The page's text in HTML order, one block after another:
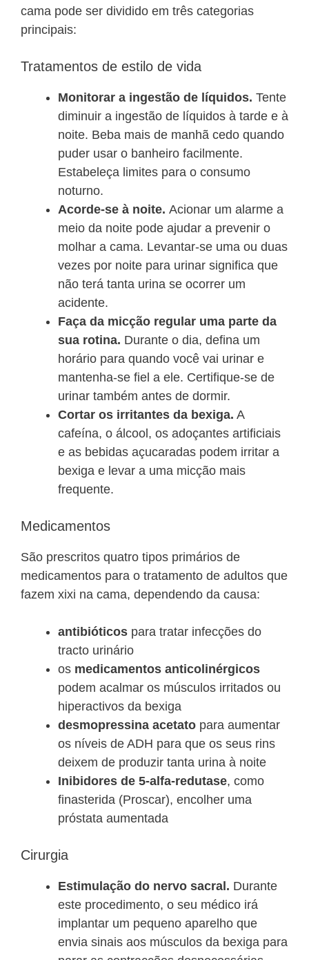
cama pode ser dividido em três categorias
principais:
Tratamentos de estilo de vida
Monitorar a ingestão de líquidos. Tente
diminuir a ingestão de líquidos à tarde e à
noite. Beba mais de manhã cedo quando
puder usar o banheiro facilmente.
Estabeleça limites para o consumo
noturno.
Acorde-se à noite. Acionar um alarme a
meio da noite pode ajudar a prevenir o
molhar a cama. Levantar-se uma ou duas
vezes por noite para urinar significa que
não terá tanta urina se ocorrer um
acidente.
Faça da micção regular uma parte da
sua rotina. Durante o dia, defina um
horário para quando você vai urinar e
mantenha-se fiel a ele. Certifique-se de
urinar também antes de dormir.
Cortar os irritantes da bexiga. A
cafeína, o álcool, os adoçantes artificiais
e as bebidas açucaradas podem irritar a
bexiga e levar a uma micção mais
frequente.
Medicamentos
São prescritos quatro tipos primários de
medicamentos para o tratamento de adultos que
fazem xixi na cama, dependendo da causa:
antibióticos para tratar infecções do
tracto urinário
os medicamentos anticolinérgicos
podem acalmar os músculos irritados ou
hiperactivos da bexiga
desmopressina acetato para aumentar
os níveis de ADH para que os seus rins
deixem de produzir tanta urina à noite
Inibidores de 5-alfa-redutase, como
finasterida (Proscar), encolher uma
próstata aumentada
Cirurgia
Estimulação do nervo sacral. Durante
este procedimento, o seu médico irá
implantar um pequeno aparelho que
envia sinais aos músculos da bexiga para